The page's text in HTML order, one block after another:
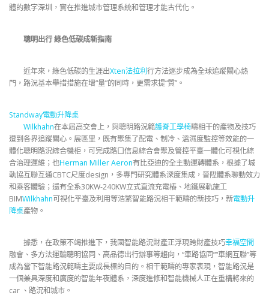
體的數字深圳，實在推進城市管理系統和管理才能古代化。
聰明出行 綠色低碳成新指南
近年來，綠色低碳的生涯出Xten法拉利行方法逐步成為全球追蹤關心熱
門，路況基本舉措措施在增“量”的同時，更需求提“質”。
Standway電動升降桌
Wilkhahn在本屆高交會上，與聰明路況範護脊工學椅疇相干的產物及技巧
遭到各界追蹤關心。展區里，既有聚集了配電、制冷、溫濕度監控等效能的一
體化聰明路況綜合機柜，可完成路口信息綜合會聚及管控平臺一體化可視化綜
合治理運維；也Herman Miller Aeron有比亞迪的全主動運轉體系，根據了城
軌協互聯互通CBTC尺度design，多專門研究體系深度集成，晉陞體系聯動效力
和乘客體驗；還有全系30KW-240KW立式直流充電樁、地鐵展軌施工
BIMWilkhahn可視化平臺及利用等浩繁智能路況相干範疇的新技巧，新電動升
降桌產物。
據悉，在政策不竭推進下，我國智能路況財產正浮現跨財產技巧幸福空間
融會、多方法運輸聰明協同、高品德出行辦事等趨向，“車路協同”“車網互聯”等
成為當下智能路況範疇主要成長標的目的。相干範疇的專家表現，智能路況是
一個兼具深度和廣度的智能年夜體系，深度進修和智能機械人正在重構將來的
car 、路況和城市。